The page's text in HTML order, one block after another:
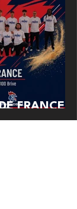
FRANCE DE
À BRIVE !